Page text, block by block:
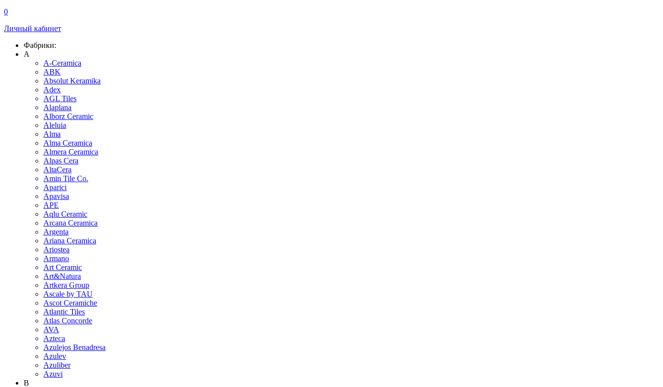
0
Личный кабинет
Фабрики:
A
A-Ceramica
ABK
Absolut Keramika
Adex
AGL Tiles
Alaplana
Alborz Ceramic
Aleluia
Alma
Alma Ceramica
Almera Ceramica
Alpas Cera
AltaCera
Amin Tile Co.
Aparici
Apavisa
APE
Aqlu Ceramic
Arcana Ceramica
Argenta
Ariana Ceramica
Ariostea
Armano
Art Ceramic
Art&Natura
Artkera Group
Ascale by TAU
Ascot Ceramiche
Atlantic Tiles
Atlas Concorde
AVA
Azteca
Azulejos Benadresa
Azulev
Azuliber
Azuvi
B